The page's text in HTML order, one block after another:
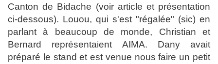
Canton de Bidache (voir article et présentation
ci-dessous). Louou, qui s'est "régalée" (sic) en
parlant à beaucoup de monde, Christian et
Bernard représentaient AIMA. Dany avait
préparé le stand et est venue nous faire un petit